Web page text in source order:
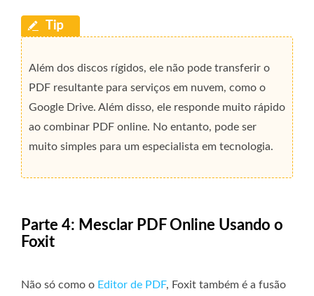
Além dos discos rígidos, ele não pode transferir o
PDF resultante para serviços em nuvem, como o
Google Drive. Além disso, ele responde muito rápido
ao combinar PDF online. No entanto, pode ser
muito simples para um especialista em tecnologia.
Parte 4: Mesclar PDF Online Usando o
Foxit
Não só como o Editor de PDF, Foxit também é a fusão